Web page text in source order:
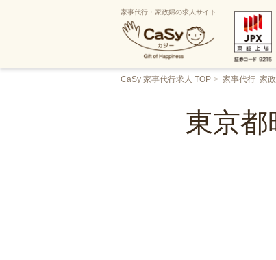
家事代行・家政婦の求人サイト
CaSy 家事代行求人 TOP 家事代行･家
東京都